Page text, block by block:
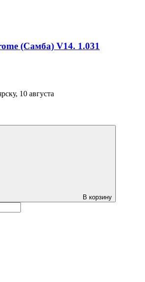
(Самба) V14. 1.031
10 августа
В корзину